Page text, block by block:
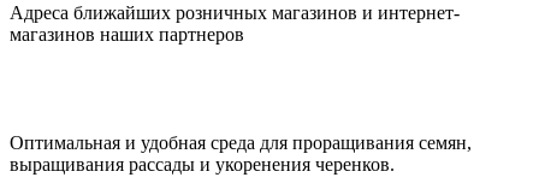
Адреса ближайших розничных магазинов и интернет-
магазинов наших партнеров
Оптимальная и удобная среда для проращивания семян,
выращивания рассады и укоренения черенков.